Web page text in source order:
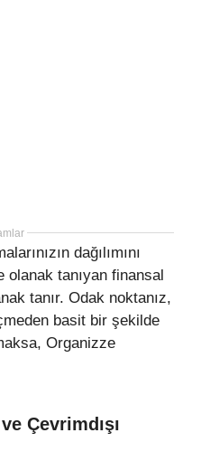
dağılımını
olanak tanıyan finansal
tanır. Odak noktanız,
basit bir şekilde
Organizze
Çevrimdışı